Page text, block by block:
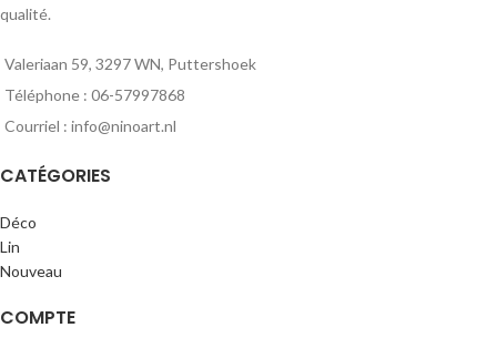
qualité.
Valeriaan 59, 3297 WN, Puttershoek
Téléphone : 06-57997868
Courriel : info@ninoart.nl
CATÉGORIES
Déco
Lin
Nouveau
COMPTE